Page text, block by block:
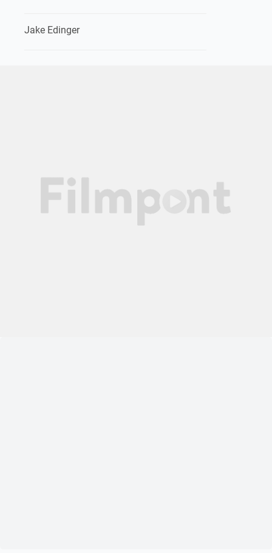
Jake Edinger